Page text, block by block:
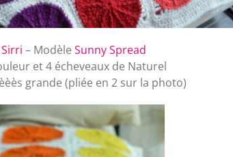
Sirri – Modèle Sunny Spread
et 4 écheveaux de Naturel
grande (pliée en 2 sur la photo)